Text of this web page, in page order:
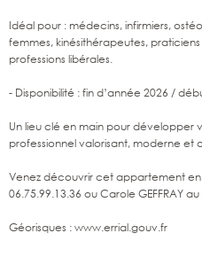
Idéal pour : médecins, infirmiers,
femmes, kinésithérapeutes,
professions libérales.
- Disponibilité : fin d’année 2026 /
Un lieu clé en main pour développer
professionnel valorisant, moderne et
Venez découvrir cet appartement
06.75.99.13.36 ou Carole GEFFRAY
Géorisques : www.errial.gouv.fr